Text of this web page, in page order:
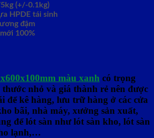
(+/-0.1kg)
HPDE tái sinh
đậm
mới 100%
màu xanh có trọng
nhỏ và giá thành rẻ nên được
để kê hàng, lưu trữ hàng ở các cửa
bãi, nhà máy, xưởng sản xuất,
để lót sàn như lót sàn kho, lót sàn
lạnh,…